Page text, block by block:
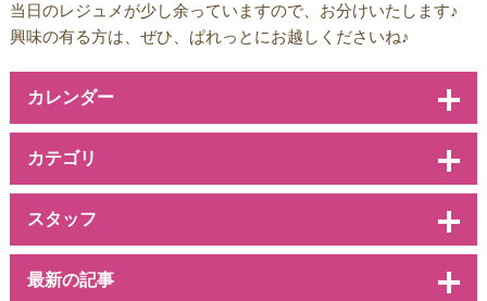
当日のレジュメが少し余っていますので、お分けいたします♪
興味の有る方は、ぜひ、ぱれっとにお越しくださいね♪
カレンダー
カテゴリ
スタッフ
最新の記事